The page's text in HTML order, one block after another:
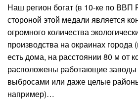
Наш регион богат (в 10-ке по ВВП
стороной этой медали является
огромного количества
производства на окраинах города
есть дома, на расстоянии 80 м от
расположены работающие
выбросами или даже целые
например)…